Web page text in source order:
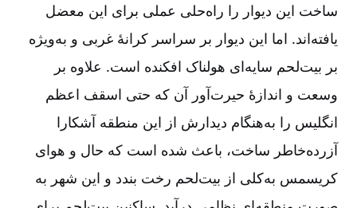
ساخت این دیوار را راه‌حلی عملی برای این معضل
یافته‌اند. اما این دیوار بر سراسر کرانۀ غربی و به‌ویژه
بر بیت‌لحم سایه‌ای هولناک افکنده است. علاوه بر
وسعت و اندازۀ حیرت‌آور آن که حتی اسقف اعظم
انگلیس را به‌هنگام دیدارش از این منطقه آشکارا
آزرده‌خاطر ساخت، باعث شده است که حال و هوای
کریسمس به‌کلی از بیت‌لحم رخت بندد و این شهر به